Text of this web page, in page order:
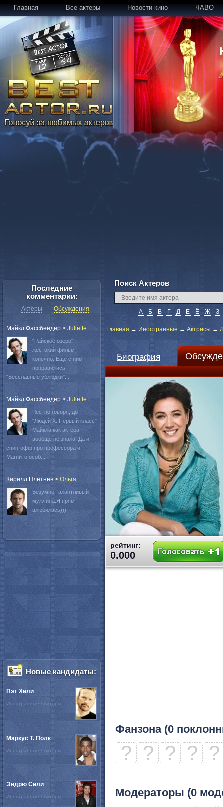
Главная Все актеры Новости кино ЧАВО
Поиск Актеров
А Б В Г Д Е Ё Ж З
Главная → Иностранные → Актрисы →
Биография
рейтинг:
0.000
Фанзона (0
? ? ? ? ?
Модераторы (0
Последние
комментарии:
Актёры Обсуждения
Майкл Фассбендер > Juliette
"Райское озеро"
жестокий фильм
конечно. Еще с ним
понравились
"Бесславные ублюдки"...
Майкл Фассбендер > Juliette
Честно говоря, до
"Людей Х: Первый класс"
Майкла как актера
вообще не знала. Да и
спин-офф про профессора и
Магнито особ...
Кирилл Плетнев > Oльга
Безумно талантливый
мужчина.Я прям
влюбилась)))
Новые кандидаты:
Пэт Хили
Иностранные / Актёры
Маркус Т. Полк
Иностранные / Актёры
Эндрю Сили
Иностранные / Актёры